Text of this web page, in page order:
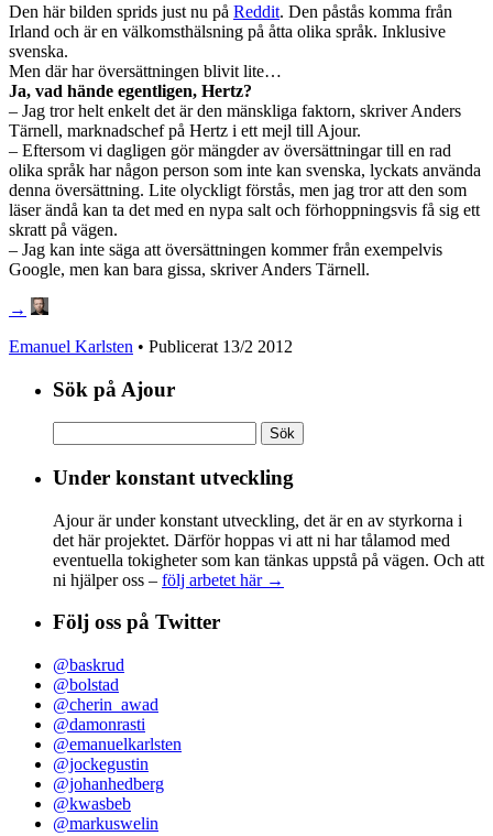
Den här bilden sprids just nu på Reddit. Den påstås komma från
Irland och är en välkomsthälsning på åtta olika språk. Inklusive
svenska.
Men där har översättningen blivit lite…
Ja, vad hände egentligen, Hertz?
– Jag tror helt enkelt det är den mänskliga faktorn, skriver Anders
Tärnell, marknadschef på Hertz i ett mejl till Ajour.
– Eftersom vi dagligen gör mängder av översättningar till en rad
olika språk har någon person som inte kan svenska, lyckats använda
denna översättning. Lite olyckligt förstås, men jag tror att den som
läser ändå kan ta det med en nypa salt och förhoppningsvis få sig ett
skratt på vägen.
– Jag kan inte säga att översättningen kommer från exempelvis
Google, men kan bara gissa, skriver Anders Tärnell.
→
Emanuel Karlsten • Publicerat 13/2 2012
Sök på Ajour
efter:
Under konstant utveckling
Ajour är under konstant utveckling, det är en av styrkorna i
det här projektet. Därför hoppas vi att ni har tålamod med
eventuella tokigheter som kan tänkas uppstå på vägen. Och att
ni hjälper oss – följ arbetet här →
Följ oss på Twitter
@baskrud
@bolstad
@cherin_awad
@damonrasti
@emanuelkarlsten
@jockegustin
@johanhedberg
@kwasbeb
@markuswelin